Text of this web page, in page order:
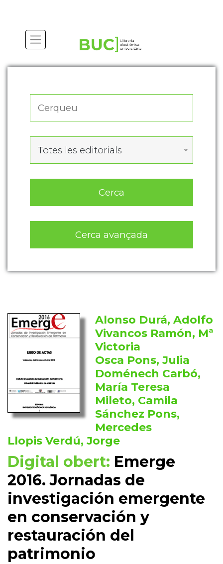
Totes les editorials
Cerca
Cerca avançada
Alonso Durá, Adolfo
Vivancos Ramón, Mª
Victoria
Osca Pons, Julia
Doménech Carbó,
María Teresa
Mileto, Camila
Sánchez Pons,
Mercedes
Llopis Verdú, Jorge
Digital obert: Emerge
2016. Jornadas de
investigación emergente
en conservación y
restauración del
patrimonio